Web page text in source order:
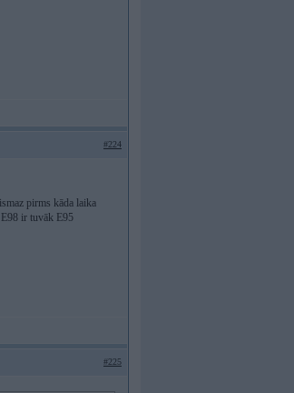
#224
pirms kāda laika
ir tuvāk E95
#225